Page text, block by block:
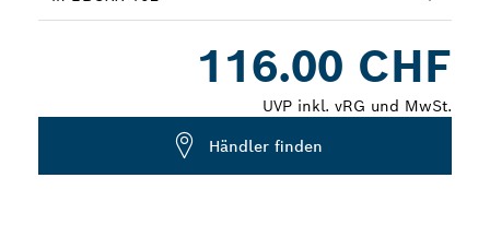
116.00 CHF
UVP inkl. vRG und MwSt.
Händler finden